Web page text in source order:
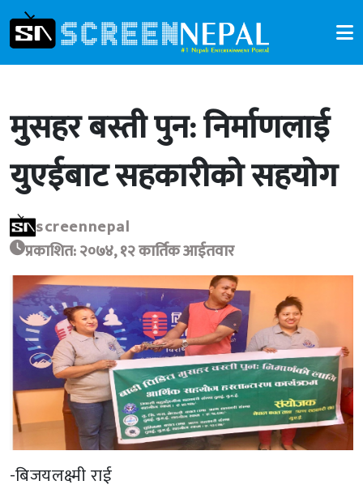
मुसहर बस्ती पुन: निर्माणलाई
युएईबाट सहकारीको सहयोग
screennepal
प्रकाशित: २०७४, १२ कार्तिक आईतवार
-बिजयलक्ष्मी राई